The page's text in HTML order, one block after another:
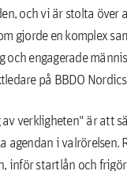
och vi är stolta över
gjorde en komplex
och engagerade
på BBDO
verkligheten" är att
agendan i valrörelsen.
inför startlån och